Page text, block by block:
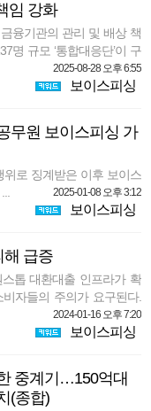
임 강화
융기관의 관리 및 배상 책
명 규모 ‘통합대응단’이 구
2025-08-28 오후 6:55
보이스피싱
무원 보이스피싱 가
로 징계받은 이후 보이스
2025-01-08 오후 3:12
보이스피싱
해 급증
톱 대환대출 인프라가 확
자들의 주의가 요구된다.
2024-01-16 오후 7:20
보이스피싱
중계기…150억대
(종합)